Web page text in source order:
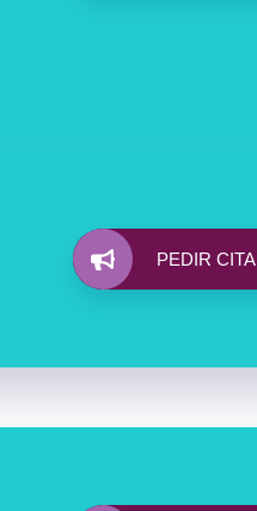
PEDIR CITA